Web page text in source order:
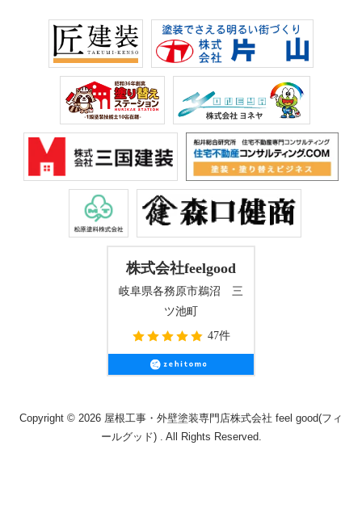
株式会社feelgood
岐阜県各務原市鵜沼 三
ツ池町
47件
Copyright © 2026 屋根工事・外壁塗装専門店株式会社 feel good(フィ
ールグッド) . All Rights Reserved.